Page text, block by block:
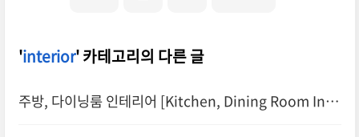
'interior' 카테고리의 다른 글
주방, 다이닝룸 인테리어 [Kitchen, Dining Room Inte